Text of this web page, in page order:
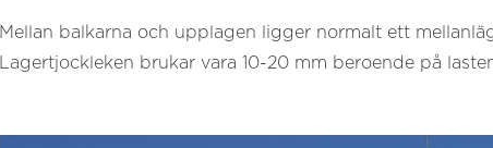
Mellan balkarna och upplagen ligger normalt ett
Lagertjockleken brukar vara 10-20 mm beroende på